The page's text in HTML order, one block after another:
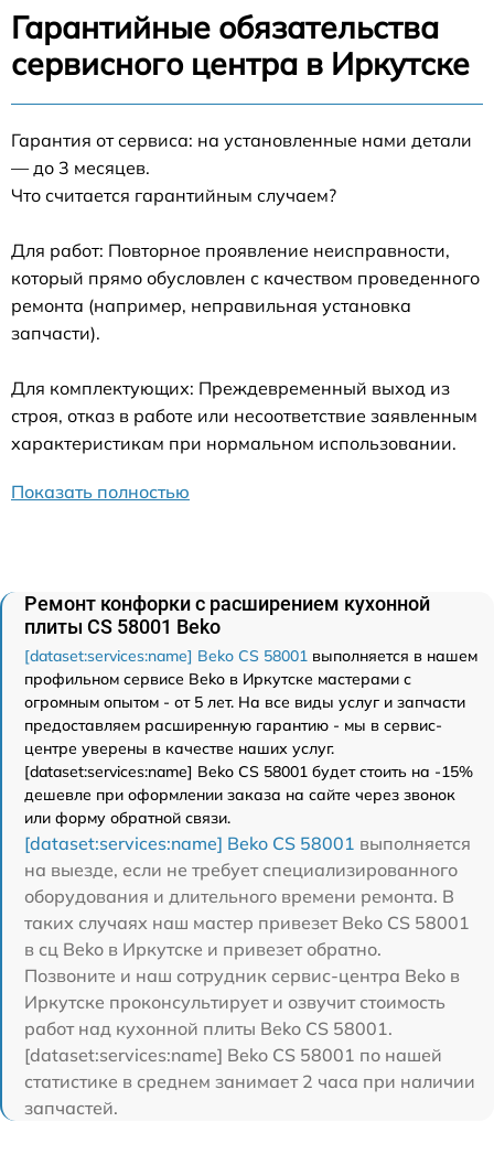
Гарантийные обязательства
сервисного центра в Иркутске
Гарантия от сервиса: на установленные нами детали
— до 3 месяцев.
Что считается гарантийным случаем?
Для работ: Повторное проявление неисправности,
который прямо обусловлен с качеством проведенного
ремонта (например, неправильная установка
запчасти).
Для комплектующих: Преждевременный выход из
строя, отказ в работе или несоответствие заявленным
характеристикам при нормальном использовании.
Показать полностью
Ремонт конфорки с расширением кухонной
плиты CS 58001 Beko
[dataset:services:name] Beko CS 58001 выполняется в нашем
профильном сервисе Beko в Иркутске мастерами с
огромным опытом - от 5 лет. На все виды услуг и запчасти
предоставляем расширенную гарантию - мы в сервис-
центре уверены в качестве наших услуг.
[dataset:services:name] Beko CS 58001 будет стоить на -15%
дешевле при оформлении заказа на сайте через звонок
или форму обратной связи.
[dataset:services:name] Beko CS 58001 выполняется
на выезде, если не требует специализированного
оборудования и длительного времени ремонта. В
таких случаях наш мастер привезет Beko CS 58001
в сц Beko в Иркутске и привезет обратно.
Позвоните и наш сотрудник сервис-центра Beko в
Иркутске проконсультирует и озвучит стоимость
работ над кухонной плиты Beko CS 58001.
[dataset:services:name] Beko CS 58001 по нашей
статистике в среднем занимает 2 часа при наличии
запчастей.